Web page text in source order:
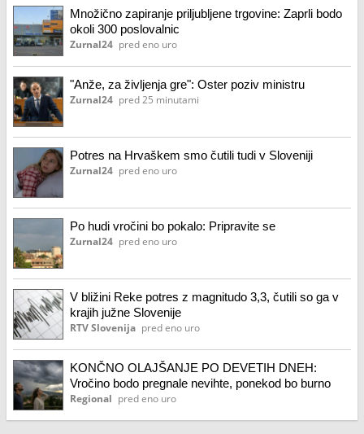
Množično zapiranje priljubljene trgovine: Zaprli bodo
okoli 300 poslovalnic
Zurnal24 pred eno uro
"Anže, za življenja gre": Oster poziv ministru
Zurnal24 pred 25 minutami
Potres na Hrvaškem smo čutili tudi v Sloveniji
Zurnal24 pred eno uro
Po hudi vročini bo pokalo: Pripravite se
Zurnal24 pred eno uro
V bližini Reke potres z magnitudo 3,3, čutili so ga v
krajih južne Slovenije
RTV Slovenija pred eno uro
KONČNO OLAJŠANJE PO DEVETIH DNEH:
Vročino bodo pregnale nevihte, ponekod bo burno
Regional pred eno uro